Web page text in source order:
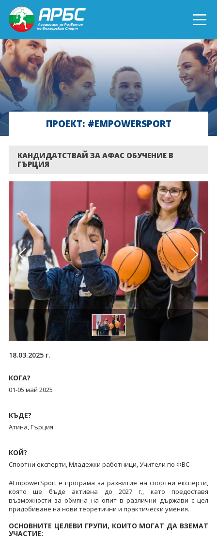
ENGLISH
СПОРТ БЛИЗО ДО ТЕБ
ТЕКУЩИ ПРОЕКТИ
ОНЛАЙН ОБУЧЕНИЯ
БЪДИ ДОБРОВОЛЕЦ!
ПРОЕКТ: #EMPOWERSPORT
КАНДИДАТСТВАЙ ЗА АФАС ОБУЧЕНИЕ В
ГЪРЦИЯ
18.03.2025 г.
КОГА?
01-05 май 2025
КЪДЕ?
Атина, Гърция
КОЙ?
Спортни експерти, Младежки работници, Учители по ФВС
#EmpowerSport е програма за развитие на спортни експерти,
която ще бъде активна до 2027 г., като предоставя
възможности за обмяна на опит в различни държави с цел
придобиване на нови теоретични и практически умения.
ОСНОВНИТЕ ЦЕЛЕВИ ГРУПИ, КОИТО МОГАТ ДА ВЗЕМАТ
УЧАСТИЕ: